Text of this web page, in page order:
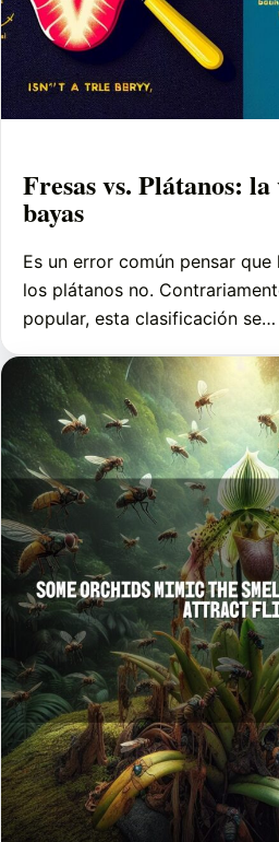
Fresas vs. Plátanos:
bayas
Es un error común pensar
los plátanos no.
popular, esta clasificación se…